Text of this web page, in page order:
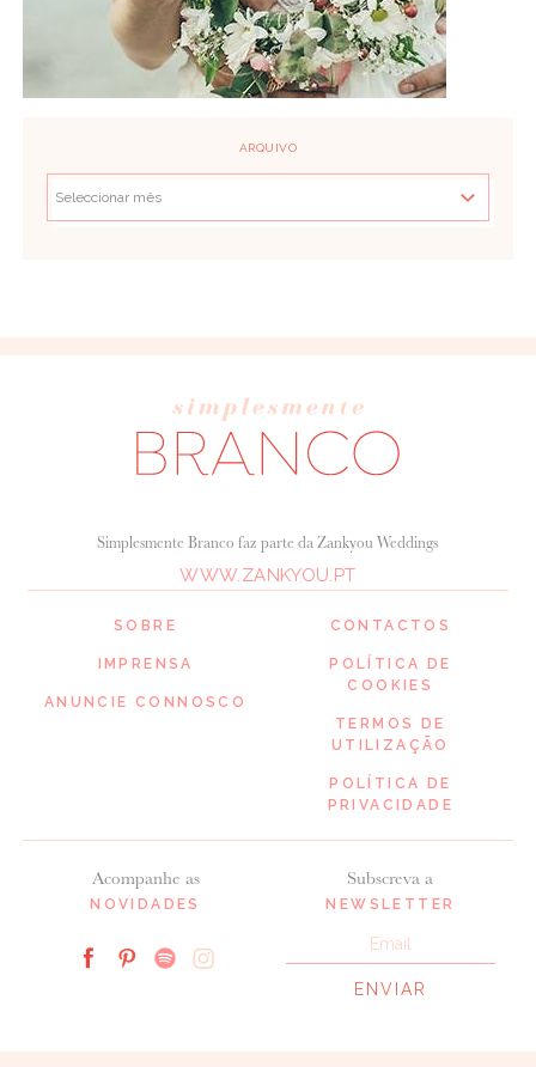
ARQUIVO
SOBRE
IMPRENSA
ANUNCIE CONNOSCO
Acompanhe as
NOVIDADES
Simplesmente Branco faz parte da Zankyou Weddings
WWW.ZANKYOU.PT
Subscreva a
NEWSLETTER
CONTACTOS
POLÍTICA DE
COOKIES
TERMOS DE
UTILIZAÇÃO
POLÍTICA DE
PRIVACIDADE